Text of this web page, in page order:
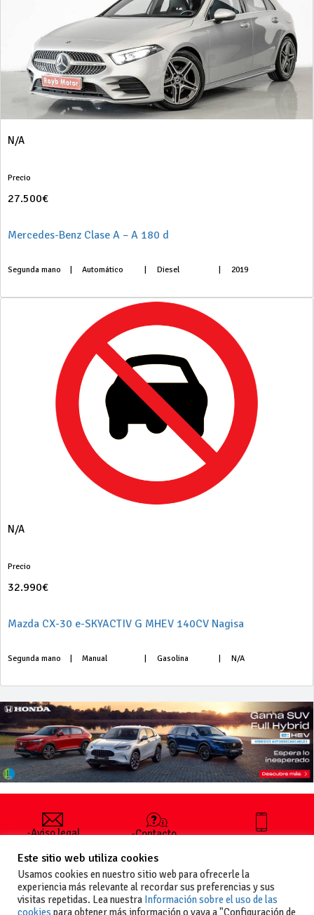
N/A
Precio
27.500€
Mercedes-Benz Clase A – A 180 d
Segunda mano Automático Diesel 2019
N/A
Precio
32.990€
Mazda CX-30 e-SKYACTIV G MHEV 140CV Nagisa
Segunda mano Manual Gasolina N/A
-Aviso legal
generales
de uso
-Política de
privacidad
-Contacto
publicar un
anuncio
-Vende+
+34 627 35
Este sitio web utiliza cookies
Usamos cookies en nuestro sitio web para ofrecerle la
experiencia más relevante al recordar sus preferencias y sus
visitas repetidas. Lea nuestra Información sobre el uso de las
cookies para obtener más información o vaya a "Configuración de